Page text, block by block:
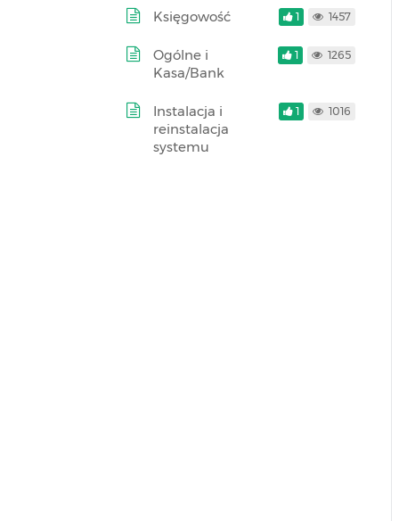
Księgowość 1 1457
Ogólne i
Kasa/Bank
1 1265
Instalacja i
reinstalacja
systemu
1 1016